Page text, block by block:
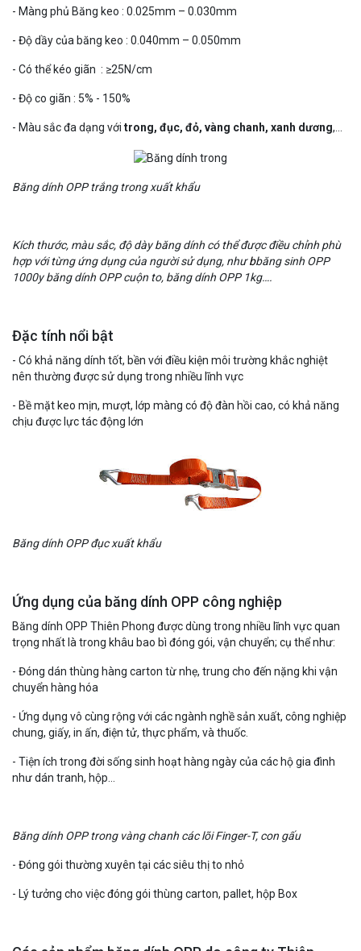
- Màng phủ Băng keo : 0.025mm – 0.030mm
- Độ dầy của băng keo : 0.040mm – 0.050mm
- Có thể kéo giãn : ≥25N/cm
- Độ co giãn : 5% - 150%
- Màu sắc đa dạng với trong, đục, đỏ, vàng chanh, xanh dương,…
Băng dính OPP trắng trong xuất khẩu
Kích thước, màu sắc, độ dày băng dính có thể được điều chỉnh phù
hợp với từng ứng dụng của người sử dụng, nhưbbăng sinh OPP
1000y băng dính OPP cuộn to, băng dính OPP 1kg….
Đặc tính nổi bật
- Có khả năng dính tốt, bền với điều kiện môi trường khắc nghiệt
nên thường được sử dụng trong nhiều lĩnh vực
- Bề mặt keo mịn, mượt, lớp màng có độ đàn hồi cao, có khả năng
chịu được lực tác động lớn
Băng dính OPP đục xuất khẩu
Ứng dụng của băng dính OPP công nghiệp
Băng dính OPP Thiên Phong được dùng trong nhiều lĩnh vực quan
trọng nhất là trong khâu bao bì đóng gói, vận chuyển; cụ thể như:
- Đóng dán thùng hàng carton từ nhẹ, trung cho đến nặng khi vận
chuyển hàng hóa
- Ứng dụng vô cùng rộng với các ngành nghề sản xuất, công nghiệp
chung, giấy, in ấn, điện tử, thực phẩm, và thuốc.
- Tiện ích trong đời sống sinh hoạt hàng ngày của các hộ gia đình
như dán tranh, hộp…
Băng dính OPP trong vàng chanh các lõi Finger-T, con gấu
- Đóng gói thường xuyên tại các siêu thị to nhỏ
- Lý tưởng cho việc đóng gói thùng carton, pallet, hộp Box